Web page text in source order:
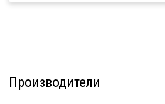
Производители